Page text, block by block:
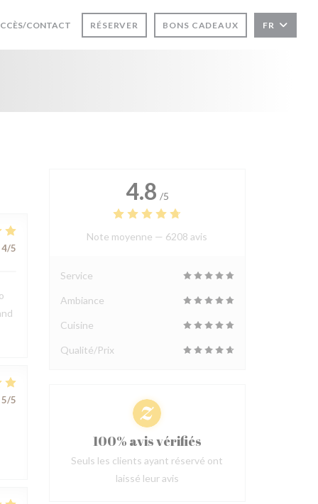
UNE NOUVELLE FENÊTRE))
CONTACT RÉSERVER BONS CADEAUX FR
4/5
5/5
4.8 /5
Note moyenne — 6208 avis
Service
Ambiance
Cuisine
Qualité/Prix
100% avis vérifiés
Seuls les clients ayant réservé ont
laissé leur avis